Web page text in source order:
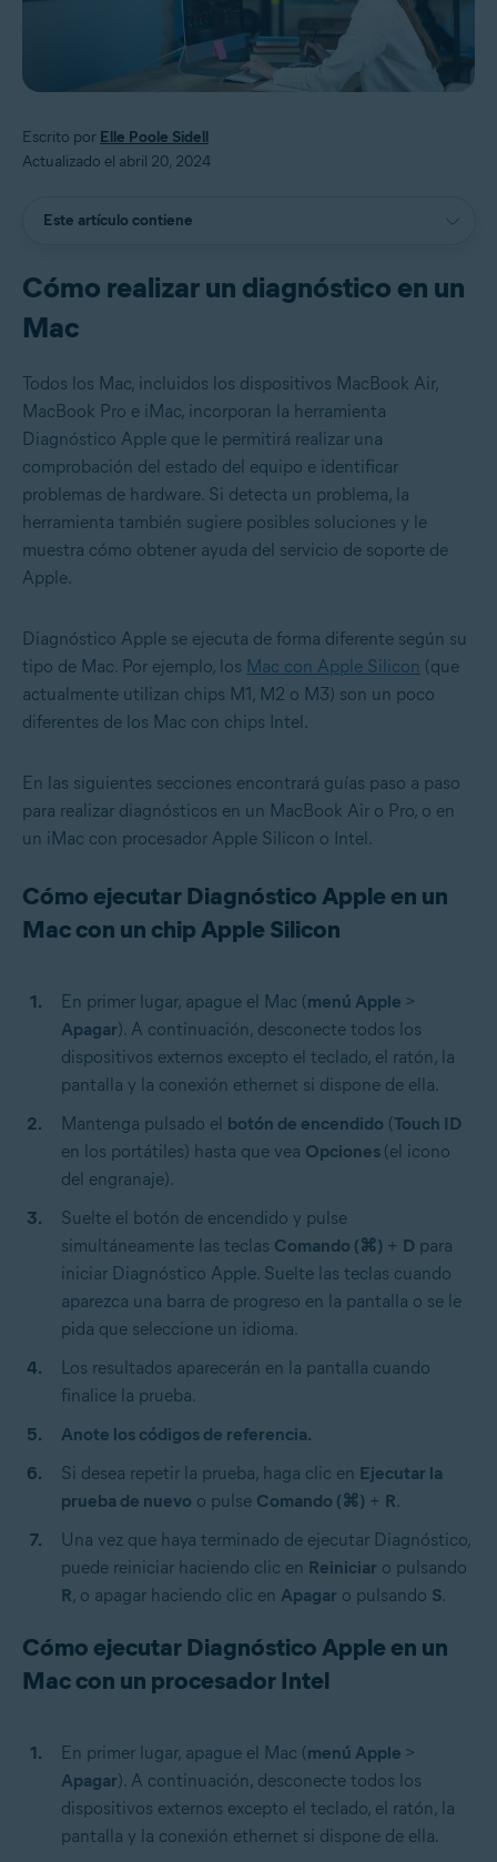
Escrito por Elle Poole Sidell
Actualizado el abril 20, 2024
Este artículo contiene
Cómo realizar un diagnóstico en un
Mac
Todos los Mac, incluidos los dispositivos MacBook Air,
MacBook Pro e iMac, incorporan la herramienta
Diagnóstico Apple que le permitirá realizar una
comprobación del estado del equipo e identificar
problemas de hardware. Si detecta un problema, la
herramienta también sugiere posibles soluciones y le
muestra cómo obtener ayuda del servicio de soporte de
Apple.
Diagnóstico Apple se ejecuta de forma diferente según su
tipo de Mac. Por ejemplo, los Mac con Apple Silicon (que
actualmente utilizan chips M1, M2 o M3) son un poco
diferentes de los Mac con chips Intel.
En las siguientes secciones encontrará guías paso a paso
para realizar diagnósticos en un MacBook Air o Pro, o en
un iMac con procesador Apple Silicon o Intel.
Cómo ejecutar Diagnóstico Apple en un
Mac con un chip Apple Silicon
En primer lugar, apague el Mac (menú Apple >
Apagar). A continuación, desconecte todos los
dispositivos externos excepto el teclado, el ratón, la
pantalla y la conexión ethernet si dispone de ella.
Mantenga pulsado el botón de encendido (Touch ID
en los portátiles) hasta que vea Opciones (el icono
del engranaje).
Suelte el botón de encendido y pulse
simultáneamente las teclas Comando (⌘) + D para
iniciar Diagnóstico Apple. Suelte las teclas cuando
aparezca una barra de progreso en la pantalla o se le
pida que seleccione un idioma.
Los resultados aparecerán en la pantalla cuando
finalice la prueba.
Anote los códigos de referencia.
Si desea repetir la prueba, haga clic en Ejecutar la
prueba de nuevo o pulse Comando (⌘) + R.
Una vez que haya terminado de ejecutar Diagnóstico,
puede reiniciar haciendo clic en Reiniciar o pulsando
R, o apagar haciendo clic en Apagar o pulsando S.
Cómo ejecutar Diagnóstico Apple en un
Mac con un procesador Intel
En primer lugar, apague el Mac (menú Apple >
Apagar). A continuación, desconecte todos los
dispositivos externos excepto el teclado, el ratón, la
pantalla y la conexión ethernet si dispone de ella.